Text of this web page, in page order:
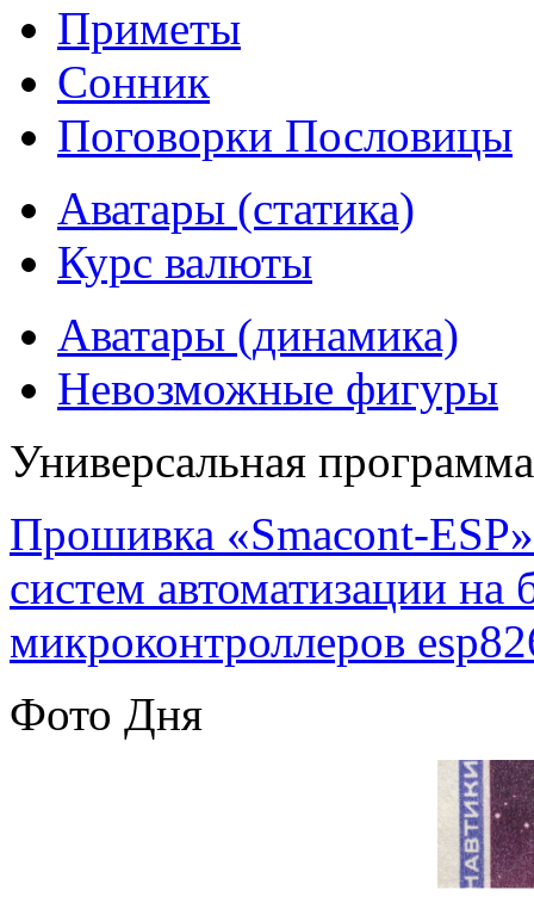
Приметы
Сонник
Поговорки Пословицы
Аватары (статика)
Курс валюты
Аватары (динамика)
Невозможные фигуры
Универсальная
Прошивка «Smacont-
систем автоматизации
микроконтроллеров
Фото Дня